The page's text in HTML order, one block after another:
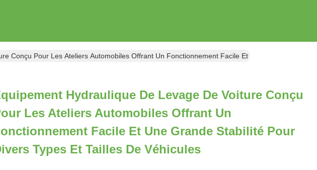
Conçu Pour Les Ateliers Automobiles Offrant Un Fonctionnement Facile Et Une Grande
Hydraulique De Levage De Voiture Conçu
Les Ateliers Automobiles Offrant Un
Facile Et Une Grande Stabilité Pour
Types Et Tailles De Véhicules